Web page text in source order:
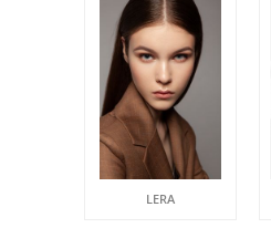
LERA